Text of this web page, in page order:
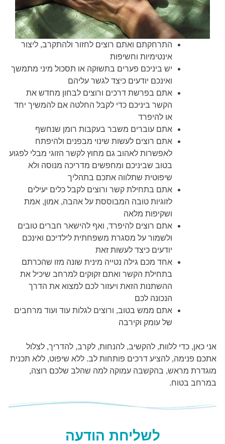
התרחקתם ואתם רוצים לחזור ולהתקרב, ליצור
אינטימיות וחשיפות
יש ביניכם פערים בתשוקה או תסכול מיני מתמשך
ואינכם יודעים כיצד לגשר עליהם
אתם בפרשת דרכים ורוצים לבחון מחדש את
הקשר ביניכם כדי לקבל החלטה אם להמשיך יחד
או להיפרד
אתם עוברים משבר בעקבות רומן שנחשף
אתם רוצים לעשות שינוי מבפנים ולהיפתח
לאפשרות לאהוב גם מחוץ לקשר הזוגי מבלי לפגוע
בטוב שביניכם ומחפשים מדריכה מנוסה ולא
שיפוטית שתלווה אתכם בתהליך
אתם בתחילת קשר ורוצים לקבל כלים יעילים
לזוגיות טובה המבוססת על אהבה, אמון, אמת
ושקיפות מלאה
אתם רוצים להיפרד, ואף להישאר חברים טובים
ולשמור על מסגרת משפחתית לילדיכם ואינכם
יודעים כיצד לעשות זאת
אחד מכם גילה נטייה מינית שונה מזו שהכרתם
בתחילת הקשר ואתם זקוקים למרחב שיכיל את
ההשתנות הזאת ויעזור לכם למצוא את הדרך
הנכונה לכם
אתם ממש בטוב, ורוצים לגלות עוד ועוד מרחבים
של עומק וקירבה
אני כאן, כדי ללוות, להקשיב, להנחות, לקרב, להדריך, לצלול
אתכם פנימה, להציע דרכים פותחות לב. ללא שיפוט, ללא תכנית
מוגדרת מראש, בהקשבה עמוקה למה שהלב שלכם רוצה,
במרחב בטוח.
לשליחת הודעה